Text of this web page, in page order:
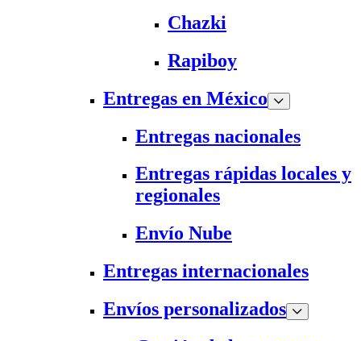
Chazki
Rapiboy
Entregas en México
Entregas nacionales
Entregas rápidas locales y
regionales
Envío Nube
Entregas internacionales
Envíos personalizados